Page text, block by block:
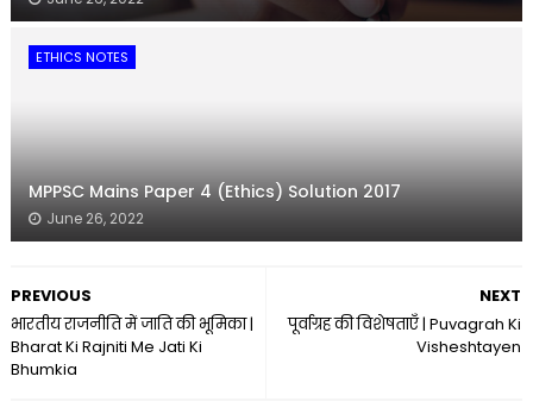
ETHICS NOTES
MPPSC Mains Paper 4 (Ethics) Solution 2017
June 26, 2022
NEXT
पूर्वाग्रह की विशेषताएँ | Puvagrah Ki
Visheshtayen
PREVIOUS
भारतीय राजनीति में जाति की भूमिका |
Bharat Ki Rajniti Me Jati Ki
Bhumkia